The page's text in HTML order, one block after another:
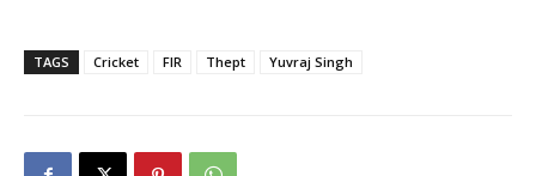
TAGS Cricket FIR Thept Yuvraj Singh